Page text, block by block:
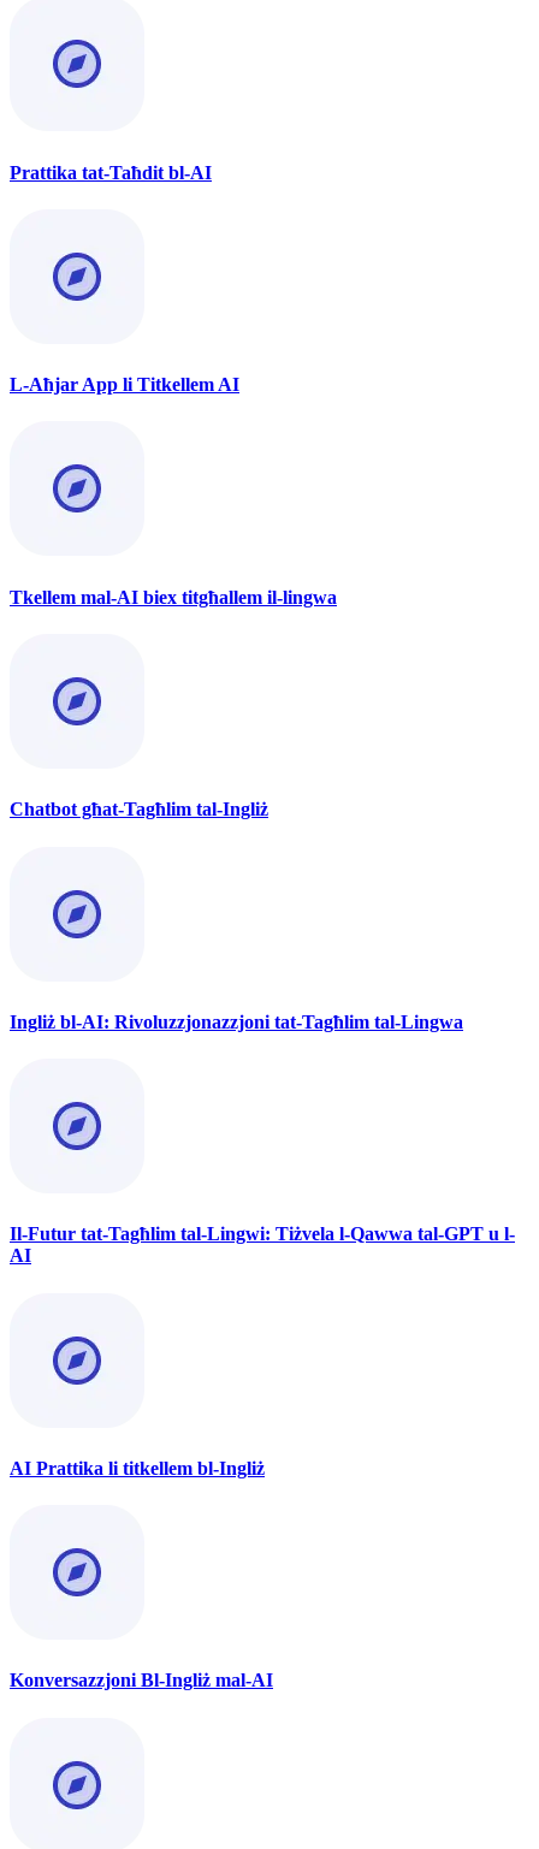
Prattika tat-Taħdit bl-AI
L-Aħjar App li Titkellem AI
Tkellem mal-AI biex titgħallem il-lingwa
Chatbot għat-Tagħlim tal-Ingliż
Ingliż bl-AI: Rivoluzzjonazzjoni tat-Tagħlim tal-Lingwa
Il-Futur tat-Tagħlim tal-Lingwi: Tiżvela l-Qawwa tal-GPT u l-
AI
AI Prattika li titkellem bl-Ingliż
Konversazzjoni Bl-Ingliż mal-AI